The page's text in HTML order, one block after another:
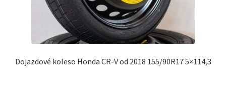
Dojazdové koleso Honda CR-V od 2018 155/90R17 5×114,3